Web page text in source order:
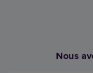
Nous